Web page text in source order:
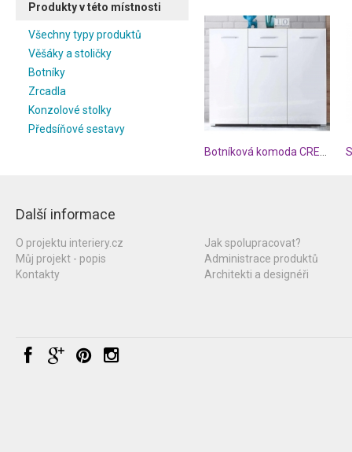
Produkty v této místnosti
Všechny typy produktů
Věšáky a stoličky
Botníky
Zrcadla
Konzolové stolky
Předsíňové sestavy
Další informace
O projektu interiery.cz
Můj projekt - popis
Kontakty
Jak spolupracovat?
Administrace produktů
Architekti a designéři